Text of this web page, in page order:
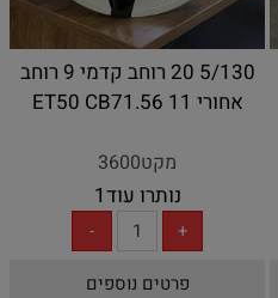
5/130 20 רוחב קדמי 9 רוחב
אחורי 11 ET50 CB71.56
מקט3600
נותרו עוד1
פרטים נוספים